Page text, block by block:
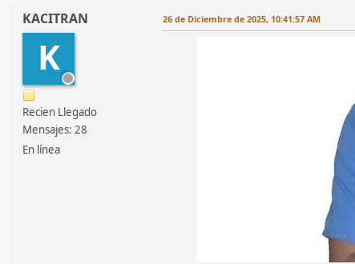
KACITRAN
K
Recien Llegado
Mensajes: 28
En línea
26 de Diciembre de 2025, 10:41:57 AM